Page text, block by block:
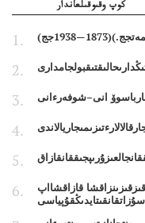
كوپ وقىوقىلعاندار
انى–شوفەرءانى
قازاقشااپ